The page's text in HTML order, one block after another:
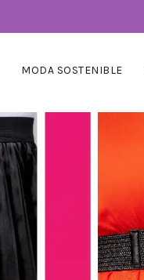
MODA SOSTENIBLE